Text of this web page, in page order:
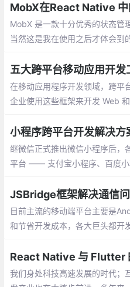
MobX在React Native 中
MobX 是一款十分优秀的状态管
当然这是我在使用之后才体会到
了响应式以外并没有什么相似之
五大跨平台移动应用开发
在移动应用程序开发领域，跨平
企业使用这些框架来开发 Web
来寻求解决方案
小程序跨平台开发解决方
继微信正式推出微信小程序后，
平台 —— 支付宝小程序、百度小
JSBridge框架解决通信
目前主流的移动端平台主要是
和节省开发成本，各大巨头都开
开发者大会上介绍的Flutter框架
React Native 与 Flutter
我们身处科技高速发展的时代；